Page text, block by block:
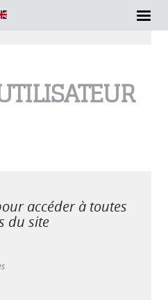
accéder à toutes
du site